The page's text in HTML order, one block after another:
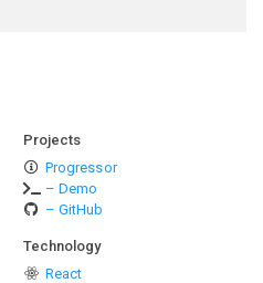
Projects
Progressor
– Demo
– GitHub
Technology
React